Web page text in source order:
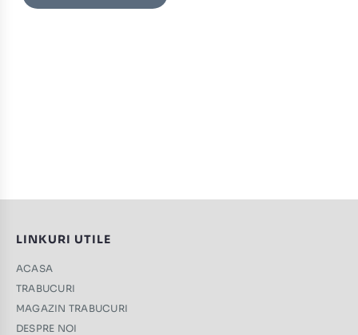
LINKURI UTILE
ACASA
TRABUCURI
MAGAZIN TRABUCURI
DESPRE NOI